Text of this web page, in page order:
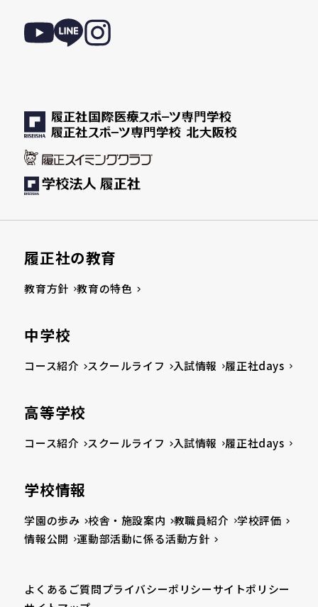
履正社の教育
教育方針 教育の特色
中学校
コース紹介 スクールライフ 入試情報 履正社days
高等学校
コース紹介 スクールライフ 入試情報 履正社days
学校情報
学園の歩み 校舎・施設案内 教職員紹介
学校評価
情報公開
運動部活動に係る活動方針
よくあるご質問プライバシーポリシーサイトポリシー